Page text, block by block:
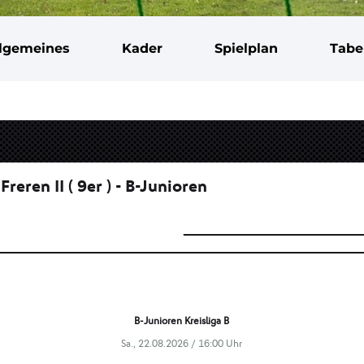
Kader Spielplan